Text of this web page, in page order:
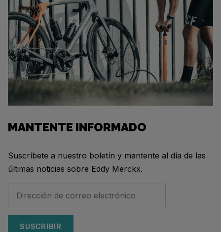
MANTENTE INFORMADO
Suscríbete a nuestro boletín y mantente al día de las
últimas noticias sobre Eddy Merckx.
SUSCRIBIR